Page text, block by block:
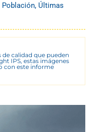
Población, Últimas
calidad que pueden
IPS, estas imágenes
con este informe